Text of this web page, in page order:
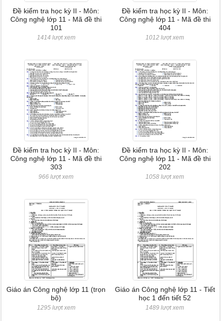
Đề kiểm tra học kỳ II - Môn:
Công nghệ lớp 11 - Mã đề thi
101
1414 lượt xem
Đề kiểm tra học kỳ II - Môn:
Công nghệ lớp 11 - Mã đề thi
404
1012 lượt xem
Đề kiểm tra học kỳ II - Môn:
Công nghệ lớp 11 - Mã đề thi
303
966 lượt xem
Đề kiểm tra học kỳ II - Môn:
Công nghệ lớp 11 - Mã đề thi
202
1058 lượt xem
Giáo án Công nghệ lớp 11 (trọn
bộ)
1295 lượt xem
Giáo án Công nghệ lớp 11 - Tiết
học 1 đến tiết 52
1489 lượt xem